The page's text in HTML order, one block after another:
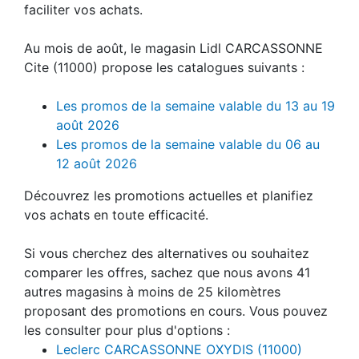
faciliter vos achats.
Au mois de août, le magasin Lidl CARCASSONNE
Cite (11000) propose les catalogues suivants :
Les promos de la semaine valable du 13 au 19
août 2026
Les promos de la semaine valable du 06 au
12 août 2026
Découvrez les promotions actuelles et planifiez
vos achats en toute efficacité.
Si vous cherchez des alternatives ou souhaitez
comparer les offres, sachez que nous avons 41
autres magasins à moins de 25 kilomètres
proposant des promotions en cours. Vous pouvez
les consulter pour plus d'options :
Leclerc CARCASSONNE OXYDIS (11000)